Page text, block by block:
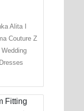
Alita I
Couture Z